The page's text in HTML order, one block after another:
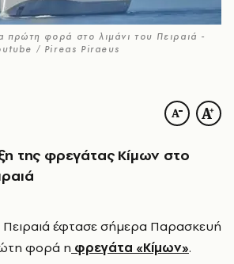
πρώτη φορά στο λιμάνι του Πειραιά -
/ Pireas Piraeus
της φρεγάτας Κίμων στο
Πειραιά έφτασε σήμερα Παρασκευή
φορά η φρεγάτα «Κίμων».